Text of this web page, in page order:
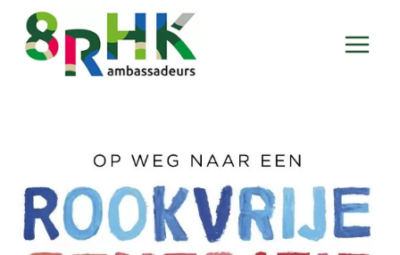
Doorgaan
naar
inhoud